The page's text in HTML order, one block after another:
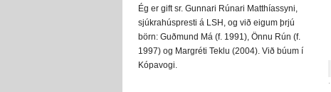
Ég er gift sr. Gunnari Rúnari Matthíassyni,
sjúkrahúspresti á LSH, og við eigum þrjú
börn: Guðmund Má (f. 1991), Önnu Rún (f.
1997) og Margréti Teklu (2004). Við búum í
Kópavogi.